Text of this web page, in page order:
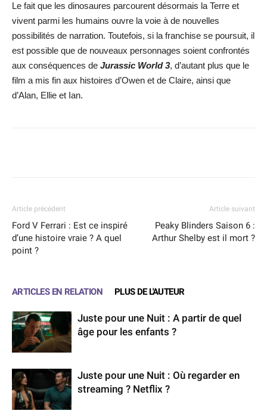
Le fait que les dinosaures parcourent désormais la Terre et
vivent parmi les humains ouvre la voie à de nouvelles
possibilités de narration. Toutefois, si la franchise se poursuit, il
est possible que de nouveaux personnages soient confrontés
aux conséquences de Jurassic World 3, d’autant plus que le
film a mis fin aux histoires d’Owen et de Claire, ainsi que
d’Alan, Ellie et Ian.
Article précédent
Ford V Ferrari : Est ce inspiré
d’une histoire vraie ? A quel
point ?
Article suivant
Peaky Blinders Saison 6 :
Arthur Shelby est il mort ?
ARTICLES EN RELATION PLUS DE L'AUTEUR
Juste pour une Nuit : A partir de quel
âge pour les enfants ?
Juste pour une Nuit : Où regarder en
streaming ? Netflix ?